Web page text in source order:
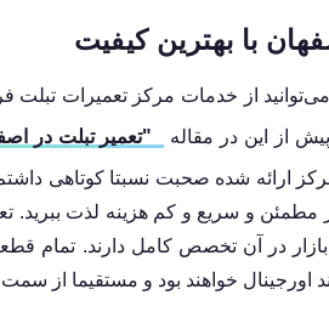
با بهترین کیفیت
از خدمات مرکز تعمیرات تبلت
از این در مقاله
"تعمیر تبلت در
ارائه شده صحبت نسبتا کوتاهی
مطمئن و سریع و کم هزینه لذت ببرید.
در آن تخصص کامل دارند. تمام
اورجینال خواهند بود و مستقیما از